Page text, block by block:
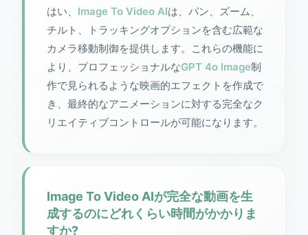
はい、 Image To Video AIは、パン、ズーム、
チルト、トラッキングオプションを含む広範な
カメラ移動制御を提供します。これらの機能に
より、プロフェッショナルなGPT 4o Image制
作で見られるような映画的エフェクトを作成で
き、最終的なアニメーションに対する完全なク
リエイティブコントロールが可能になります。
Image To Video AIが完全な動画を生
成するのにどれくらい時間がかかりま
すか?